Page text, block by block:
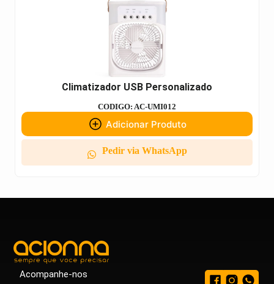
Climatizador USB Personalizado
CODIGO: AC-UMI012
Adicionar Produto
Pedir via WhatsApp
Acompanhe-nos